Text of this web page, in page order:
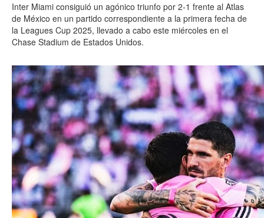
Inter Miami consiguió un agónico triunfo por 2-1 frente al Atlas
de México en un partido correspondiente a la primera fecha de
la Leagues Cup 2025, llevado a cabo este miércoles en el
Chase Stadium de Estados Unidos.